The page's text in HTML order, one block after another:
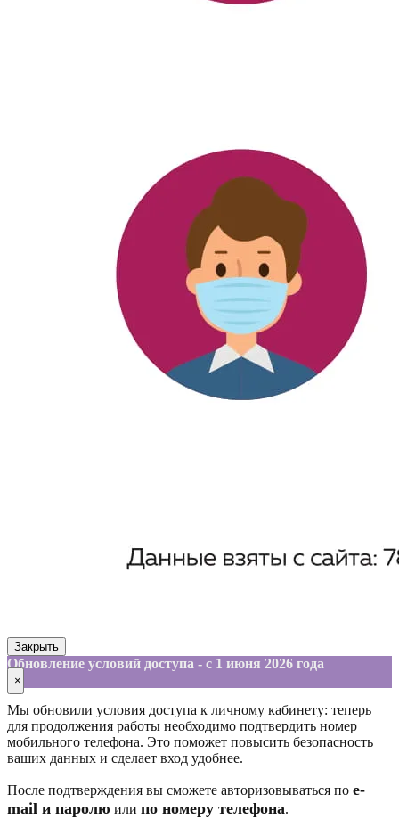
Закрыть
Обновление условий доступа - с 1 июня 2026 года
×
Мы обновили условия доступа к личному кабинету: теперь
для продолжения работы необходимо подтвердить номер
мобильного телефона. Это поможет повысить безопасность
ваших данных и сделает вход удобнее.
После подтверждения вы сможете авторизовываться по е-
mail и паролю или по номеру телефона.